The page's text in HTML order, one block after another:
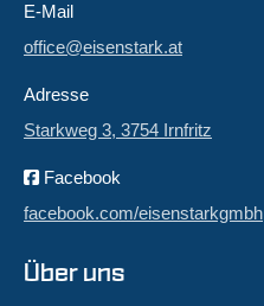
E-Mail
office@eisenstark.at
Adresse
Starkweg 3, 3754 Irnfritz
Facebook
facebook.com/eisenstarkgmbh
Über uns